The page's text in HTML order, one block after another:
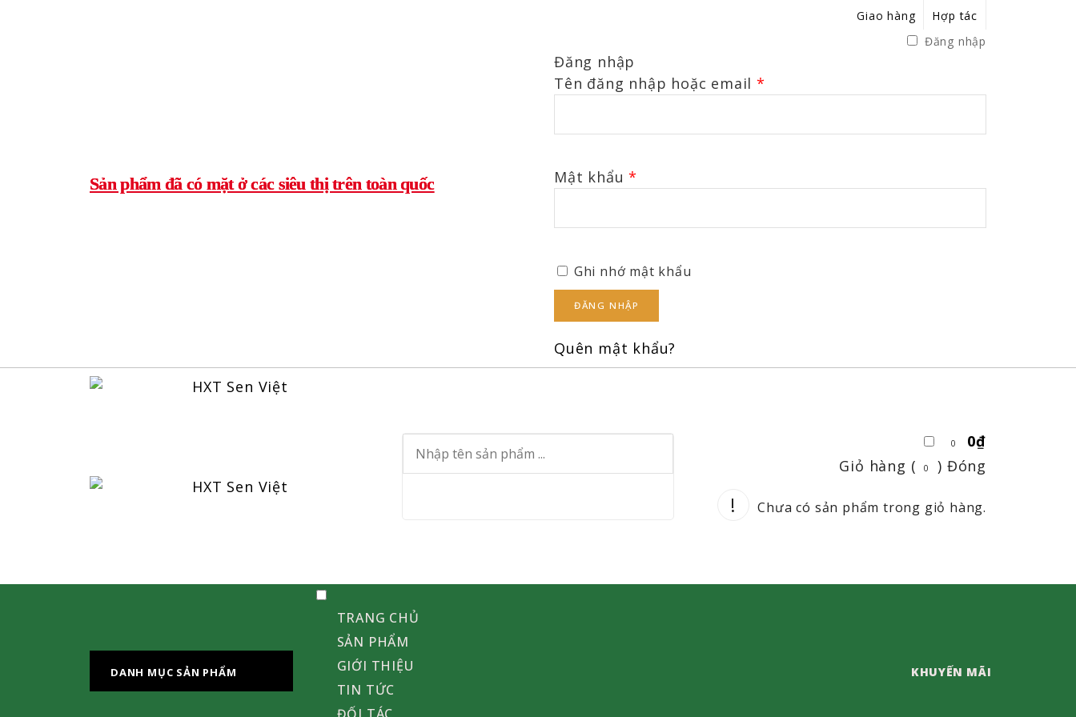
Sản phẩm đã có mặt ở các siêu thị trên toàn quốc
Giao hàng
Hợp tác
Đăng nhập
Đăng nhập
Tên đăng nhập hoặc email *
Mật khẩu*
Ghi nhớ mật khẩu
ĐĂNG NHẬP
Quên mật khẩu?
0 0₫
Giỏ hàng (
0 ) Đóng
Chưa có sản phẩm trong giỏ hàng.
DANH MỤC SẢN PHẨM
TRANG CHỦ
SẢN PHẨM
GIỚI THIỆU
TIN TỨC
KHUYẾN MÃI